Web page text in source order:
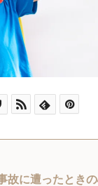
故に遭ったとき